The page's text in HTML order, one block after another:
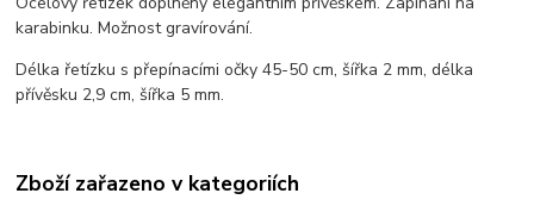
karabinku. Možnost gravírování.
Délka řetízku s přepínacími očky 45-50 cm, šířka 2 mm, délka
přívěsku 2,9 cm, šířka 5 mm.
Zboží zařazeno v kategoriích